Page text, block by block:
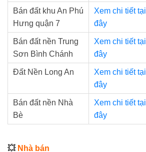
Bán đất khu An Phú
Hưng quận 7
Xem chi tiết tại
đây
Bán đất nền Trung
Sơn Bình Chánh
Xem chi tiết tại
đây
Đất Nền Long An
Xem chi tiết tại
đây
Bán đất nền Nhà
Bè
Xem chi tiết tại
đây
💥 Nhà bán